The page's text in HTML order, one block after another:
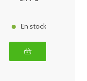
En stock